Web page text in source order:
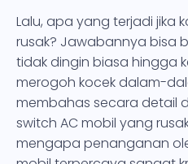
Lalu, apa yang terjadi jika
rusak? Jawabannya bisa
tidak dingin biasa hingga
merogoh kocek dalam-
membahas secara detail
switch AC mobil yang
mengapa penanganan